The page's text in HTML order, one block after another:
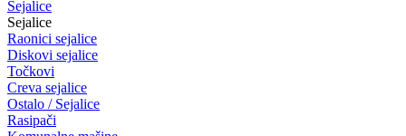
Sejalice
Sejalice
Raonici sejalice
Diskovi sejalice
Točkovi
Creva sejalice
Ostalo / Sejalice
Rasipači